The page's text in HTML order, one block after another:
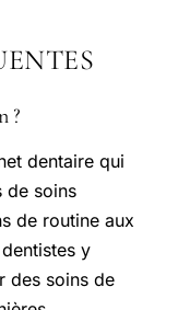
?
dentaire qui
de soins
de routine aux
y
des soins de